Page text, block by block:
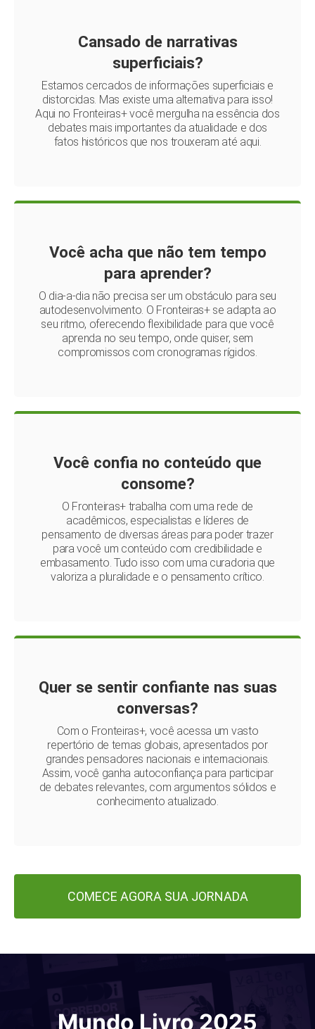
Cansado de narrativas
superficiais?
Estamos cercados de informações superficiais e
distorcidas. Mas existe uma alternativa para isso!
Aqui no Fronteiras+ você mergulha na essência dos
debates mais importantes da atualidade e dos
fatos históricos que nos trouxeram até aqui.
Você acha que não tem tempo
para aprender?
O dia-a-dia não precisa ser um obstáculo para seu
autodesenvolvimento. O Fronteiras+ se adapta ao
seu ritmo, oferecendo flexibilidade para que você
aprenda no seu tempo, onde quiser, sem
compromissos com cronogramas rígidos.
Você confia no conteúdo que
consome?
O Fronteiras+ trabalha com uma rede de
acadêmicos, especialistas e líderes de
pensamento de diversas áreas para poder trazer
para você um conteúdo com credibilidade e
embasamento. Tudo isso com uma curadoria que
valoriza a pluralidade e o pensamento crítico.
Quer se sentir confiante nas suas
conversas?
Com o Fronteiras+, você acessa um vasto
repertório de temas globais, apresentados por
grandes pensadores nacionais e internacionais.
Assim, você ganha autoconfiança para participar
de debates relevantes, com argumentos sólidos e
conhecimento atualizado.
COMECE AGORA SUA JORNADA
Mundo Livro 2025